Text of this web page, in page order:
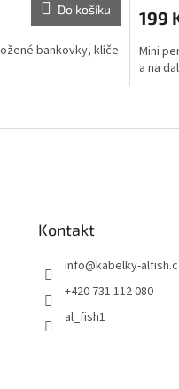
Do košíku
bankovky, klíče
199
Mini
a na
Kontakt
info@kabelky-
+420 731 112 080
al_fish1